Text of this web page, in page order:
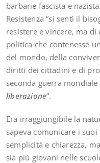
barbarie fascista e
Resistenza “si sentì il
resistere e vincere, ma
politica che contenesse
del mondo, della
diritti dei cittadini e di
seconda guerra
liberazione”.
Era irraggiungibile la
sapeva comunicare i
semplicità e chiarezza,
sia più giovani nelle